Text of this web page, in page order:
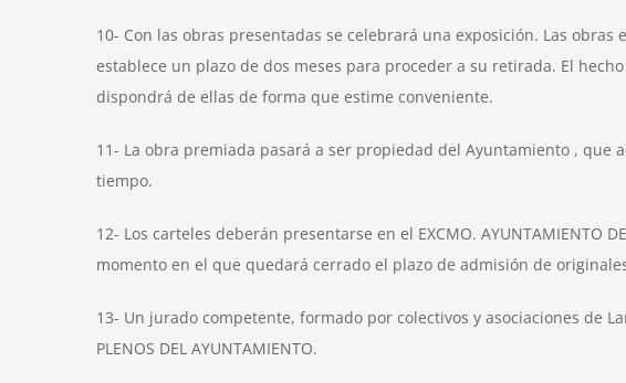
10- Con las obras presentadas se celebrará una exposición. Las
establece un plazo de dos meses para proceder a su retirada. El
dispondrá de ellas de forma que estime conveniente.
11- La obra premiada pasará a ser propiedad del Ayuntamiento ,
tiempo.
12- Los carteles deberán presentarse en el EXCMO. AYUNTAMIENTO
momento en el que quedará cerrado el plazo de admisión de
13- Un jurado competente, formado por colectivos y asociaciones de
PLENOS DEL AYUNTAMIENTO.